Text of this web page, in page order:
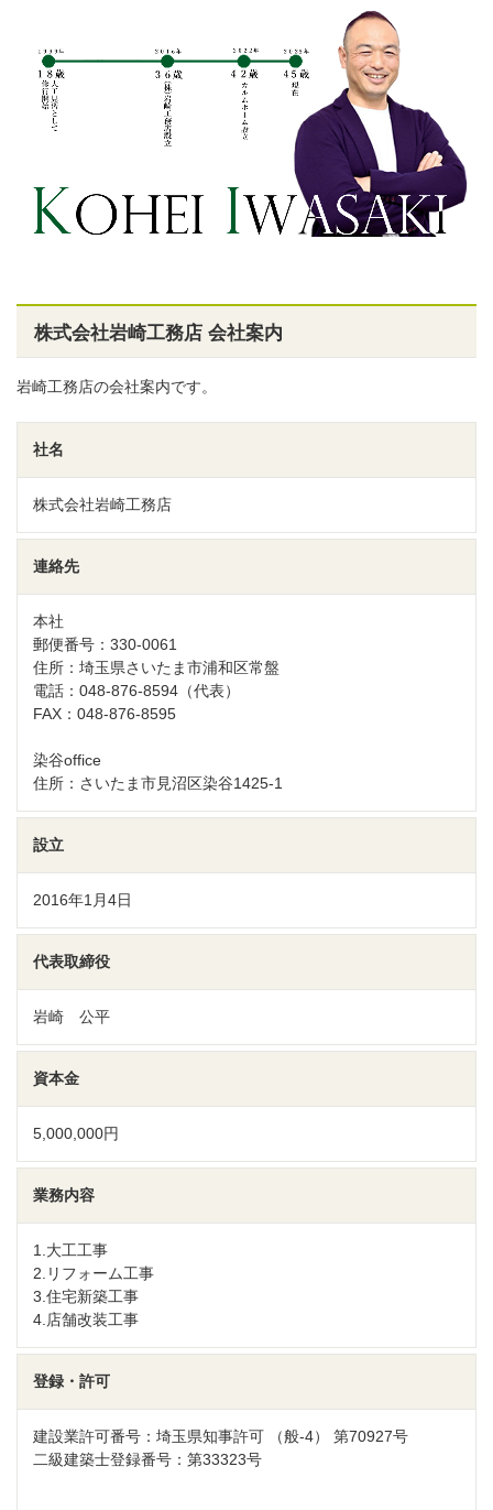
株式会社岩崎工務店 会社案内
岩崎工務店の会社案内です。
社名
株式会社岩崎工務店
連絡先
本社
郵便番号：330-0061
住所：埼玉県さいたま市浦和区常盤
電話：048-876-8594（代表）
FAX：048-876-8595
染谷office
住所：さいたま市見沼区染谷1425-1
設立
2016年1月4日
代表取締役
岩崎 公平
資本金
5,000,000円
業務内容
1.大工工事
2.リフォーム工事
3.住宅新築工事
4.店舗改装工事
登録・許可
建設業許可番号：埼玉県知事許可 （般-4） 第70927号
二級建築士登録番号：第33323号